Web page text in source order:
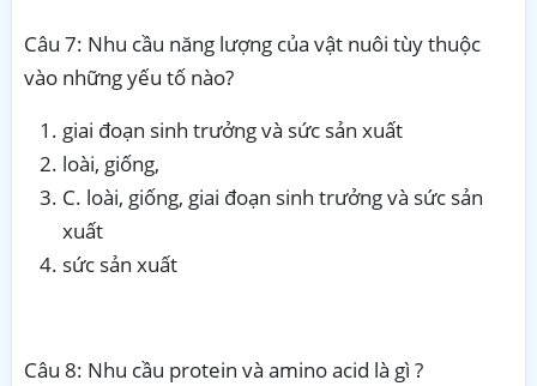
Câu 7: Nhu cầu năng lượng của vật nuôi tùy thuộc
vào những yếu tố nào?
giai đoạn sinh trưởng và sức sản xuất
loài, giống,
C. loài, giống, giai đoạn sinh trưởng và sức sản
xuất
sức sản xuất
Câu 8: Nhu cầu protein và amino acid là gì ?